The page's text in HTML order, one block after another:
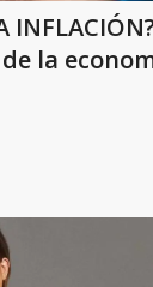
la